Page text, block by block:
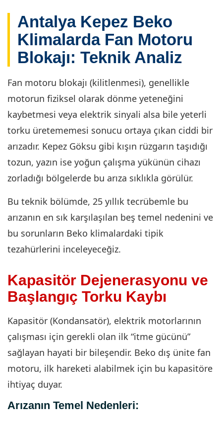
Antalya Kepez Beko
Klimalarda Fan Motoru
Blokajı: Teknik Analiz
Fan motoru blokajı (kilitlenmesi), genellikle
motorun fiziksel olarak dönme yeteneğini
kaybetmesi veya elektrik sinyali alsa bile yeterli
torku üretememesi sonucu ortaya çıkan ciddi bir
arızadır. Kepez Göksu gibi kışın rüzgarın taşıdığı
tozun, yazın ise yoğun çalışma yükünün cihazı
zorladığı bölgelerde bu arıza sıklıkla görülür.
Bu teknik bölümde, 25 yıllık tecrübemle bu
arızanın en sık karşılaşılan beş temel nedenini ve
bu sorunların Beko klimalardaki tipik
tezahürlerini inceleyeceğiz.
Kapasitör Dejenerasyonu ve
Başlangıç Torku Kaybı
Kapasitör (Kondansatör), elektrik motorlarının
çalışması için gerekli olan ilk “itme gücünü”
sağlayan hayati bir bileşendir. Beko dış ünite fan
motoru, ilk hareketi alabilmek için bu kapasitöre
ihtiyaç duyar.
Arızanın Temel Nedenleri: